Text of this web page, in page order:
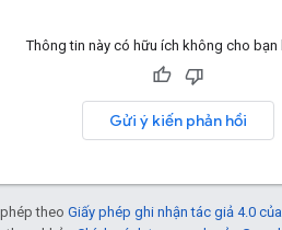
Thông tin này có hữu ích không cho bạn
Gửi ý kiến phản hồi
theo Giấy phép ghi nhận tác giả 4.0